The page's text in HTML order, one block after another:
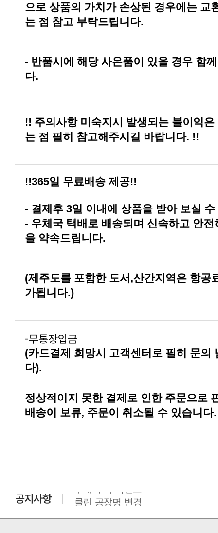
는 점 참고 부탁드립니다.
다.
는 점 필히 참고해주시길 바랍니다. !!
!!365일 무료배송 제공!!
- 결제후 3일 이내에 상품을 받아 보실
을 약속드립니다.
가됩니다.)
-무통장입금
다).
배송이 보류, 주문이 취소될 수 있습니다.
클린 공장명 변경